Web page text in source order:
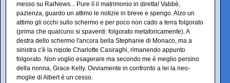
messo su RaiNews... Pure lì il matrimonio in diretta! Vabbè,
pazienza, guardo un attimo le notizie in breve e spengo. Alzo un
attimo gli occhi sullo schermo e per poco non cado a terra folgorato
(prima che qualcuno si spaventi: folgorato metaforicamente). A
destra dello schermo l'ancora bella Stephanie di Monaco, ma a
sinistra c'è la nipote Charlotte Casiraghi, rimanendo appunto
folgorato. Non voglio esagerare ma secondo me è meglio persino
della nonna, Grace Kelly. Ovviamente in confronto a lei la neo-
moglie di Albert è un cesso.